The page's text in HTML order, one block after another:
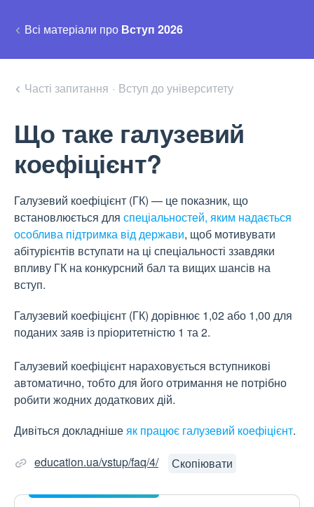
Всі матеріали про Вступ 2026
Часті запитання · Вступ до університету
Що таке галузевий
коефіцієнт?
Галузевий коефіцієнт (ГК) — це показник, що
встановлюється для спеціальностей, яким надається
особлива підтримка від держави, щоб мотивувати
абітурієнтів вступати на ці спеціальності ззавдяки
впливу ГК на конкурсний бал та вищих шансів на
вступ.
Галузевий коефіцієнт (ГК) дорівнює 1,02 або 1,00 для
поданих заяв із пріоритетністю 1 та 2.
Галузевий коефіцієнт нараховується вступникові
автоматично, тобто для його отримання не потрібно
робити жодних додаткових дій.
Дивіться докладнішеяк працює галузевий коефіцієнт.
education.ua/vstup/faq/4/
Скопіювати